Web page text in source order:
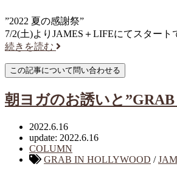
”2022 夏の感謝祭”
7/2(土)よりJAMES＋LIFEにてスタート
続きを読む
朝ヨガのお誘いと
2022.6.16
update: 2022.6.16
COLUMN
GRAB IN HOLLYWOOD /